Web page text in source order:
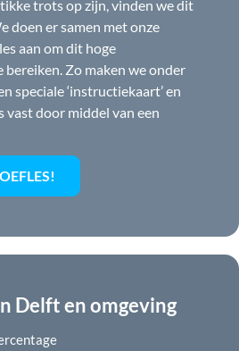
trots op zijn, vinden we dit
doen er samen met onze
aan om dit hoge
bereiken. Zo maken we onder
speciale ‘instructiekaart’ en
vast door middel van een
Delft en omgeving